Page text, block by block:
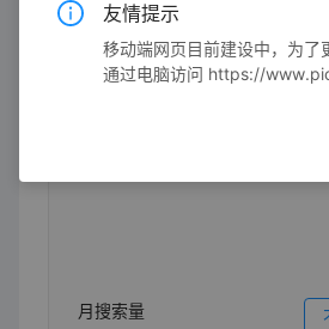
体育/休闲 网球 网球
月搜索量
友情提示
移动端网页目前建设中，为了
通过电脑访问 https://